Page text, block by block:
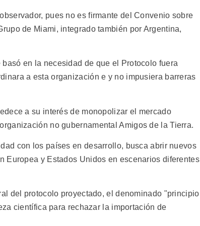
pues no es firmante del Convenio sobre
de Miami, integrado también por Argentina,
en la necesidad de que el Protocolo fuera
a esta organización e y no impusiera barreras
a su interés de monopolizar el mercado
no gubernamental Amigos de la Tierra.
con los países en desarrollo, busca abrir nuevos
Europea y Estados Unidos en escenarios diferentes
del protocolo proyectado, el denominado "principio
científica para rechazar la importación de